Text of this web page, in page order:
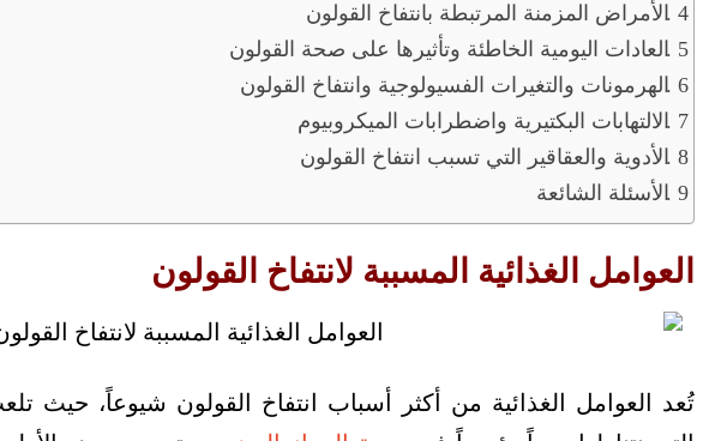
الأمراض المزمنة المرتبطة بانتفاخ القولون
العادات اليومية الخاطئة وتأثيرها على صحة القولون
الهرمونات والتغيرات الفسيولوجية وانتفاخ القولون
الالتهابات البكتيرية واضطرابات الميكروبيوم
الأدوية والعقاقير التي تسبب انتفاخ القولون
الأسئلة الشائعة
العوامل الغذائية المسببة لانتفاخ القولون
تُعد العوامل الغذائية من أكثر أسباب انتفاخ القولون شيوعاً، حيث